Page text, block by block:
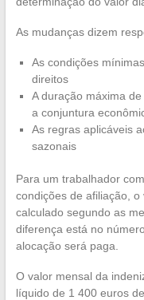
As mudanças dizem
As condições
direitos
A duração máxima
a conjuntura
As regras aplicáveis
sazonais
Para um trabalhador
condições de afiliação,
calculado segundo as
diferença está no
alocação será paga.
O valor mensal da
líquido de 1 400 euros